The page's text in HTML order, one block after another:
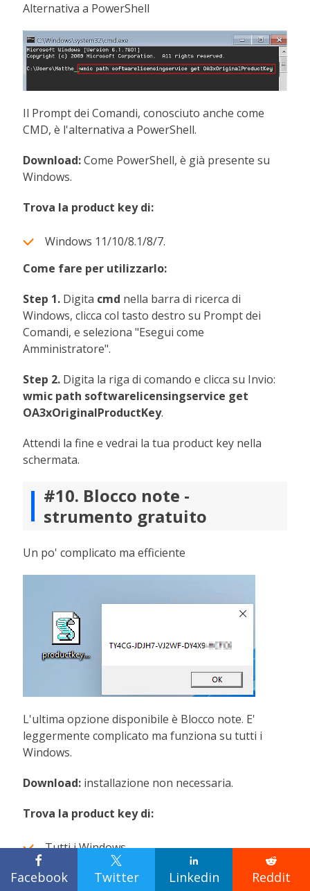

Facebook

Twitter

Linkedin

Reddit
Alternativa a PowerShell
Il Prompt dei Comandi, conosciuto anche come
CMD, è l'alternativa a PowerShell.
Download:Come PowerShell, è già presente su
Windows.
Trova la product key di:
Windows 11/10/8.1/8/7.
Come fare per utilizzarlo:
Step 1. Digita cmd nella barra di ricerca di
Windows, clicca col tasto destro su Prompt dei
Comandi, e seleziona "Esegui come
Amministratore".
Step 2. Digita la riga di comando e clicca su Invio:
wmic path softwarelicensingservice get
OA3xOriginalProductKey.
Attendi la fine e vedrai la tua product key nella
schermata.
#10. Blocco note -
strumento gratuito
Un po' complicato ma efficiente
L'ultima opzione disponibile è Blocco note. E'
leggermente complicato ma funziona su tutti i
Windows.
Download: installazione non necessaria.
Trova la product key di:
Tutti i Windows.
Come fare per utilizzarlo: